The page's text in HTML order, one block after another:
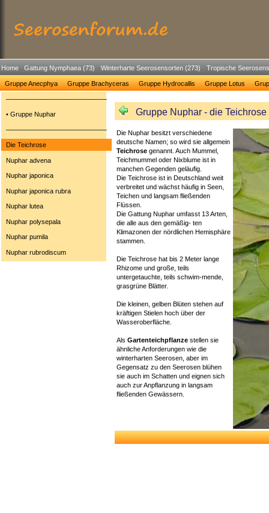
Home Gattung Nymphaea (73) Winterharte Seerosensorten (273) Tropische
Gruppe Anecphya Gruppe Brachyceras Gruppe Hydrocallis Gruppe Lotus
Gruppe Nuphar - die Teichrose
Die Nuphar besitzt verschiedene
deutsche Namen; so wird sie allgemein
Teichrose genannt. Auch Mummel,
Teichmummel oder Nixblume ist in
manchen Gegenden geläufig.
Die Teichrose ist in Deutschland weit
verbreitet und wächst häufig in Seen,
Teichen und langsam fließenden
Flüssen.
Die Gattung Nuphar umfasst 13 Arten,
die alle aus den gemäßig- ten
Klimazonen der nördlichen Hemisphäre
stammen.
Die Teichrose hat bis 2 Meter lange
Rhizome und große, teils
untergetauchte, teils schwim-mende,
grasgrüne Blätter.
Die kleinen, gelben Blüten stehen auf
kräftigen Stielen hoch über der
Wasseroberfläche.
AlsGartenteichpflanze stellen sie
ähnliche Anforderungen wie die
winterharten Seerosen, aber im
Gegensatz zu den Seerosen blühen
sie auch im Schatten und eignen sich
auch zur Anpflanzung in langsam
fließenden Gewässern.
─────────────────────
• Gruppe Nuphar
─────────────────────
Die Teichrose
Nuphar advena
Nuphar japonica
Nuphar japonica rubra
Nuphar lutea
Nuphar polysepala
Nuphar pumila
Nuphar rubrodiscum